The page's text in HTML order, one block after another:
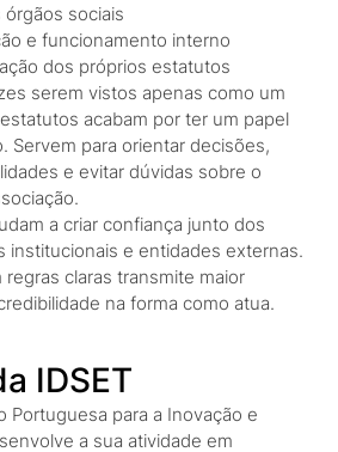
sociais
e funcionamento interno
dos próprios estatutos
serem vistos apenas como um
acabam por ter um papel
Servem para orientar decisões,
e evitar dúvidas sobre o
a criar confiança junto dos
institucionais e entidades externas.
regras claras transmite maior
na forma como atua.
IDSET
Portuguesa para a Inovação e
a sua atividade em